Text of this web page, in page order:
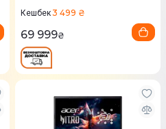
Кешбек3 499 ₴
69 999₴